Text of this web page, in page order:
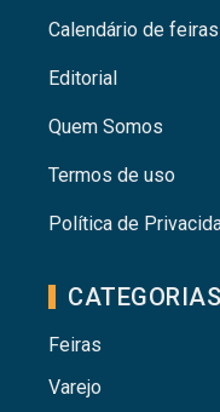
Calendário de
Editorial
Quem Somos
Termos de uso
Política de
CATEGORIAS
Feiras
Varejo